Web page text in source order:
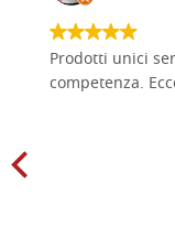
Prodotti unici
competenza.